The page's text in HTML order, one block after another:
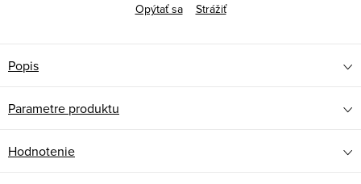
Opýtať sa
Strážiť
Popis
Parametre produktu
Hodnotenie